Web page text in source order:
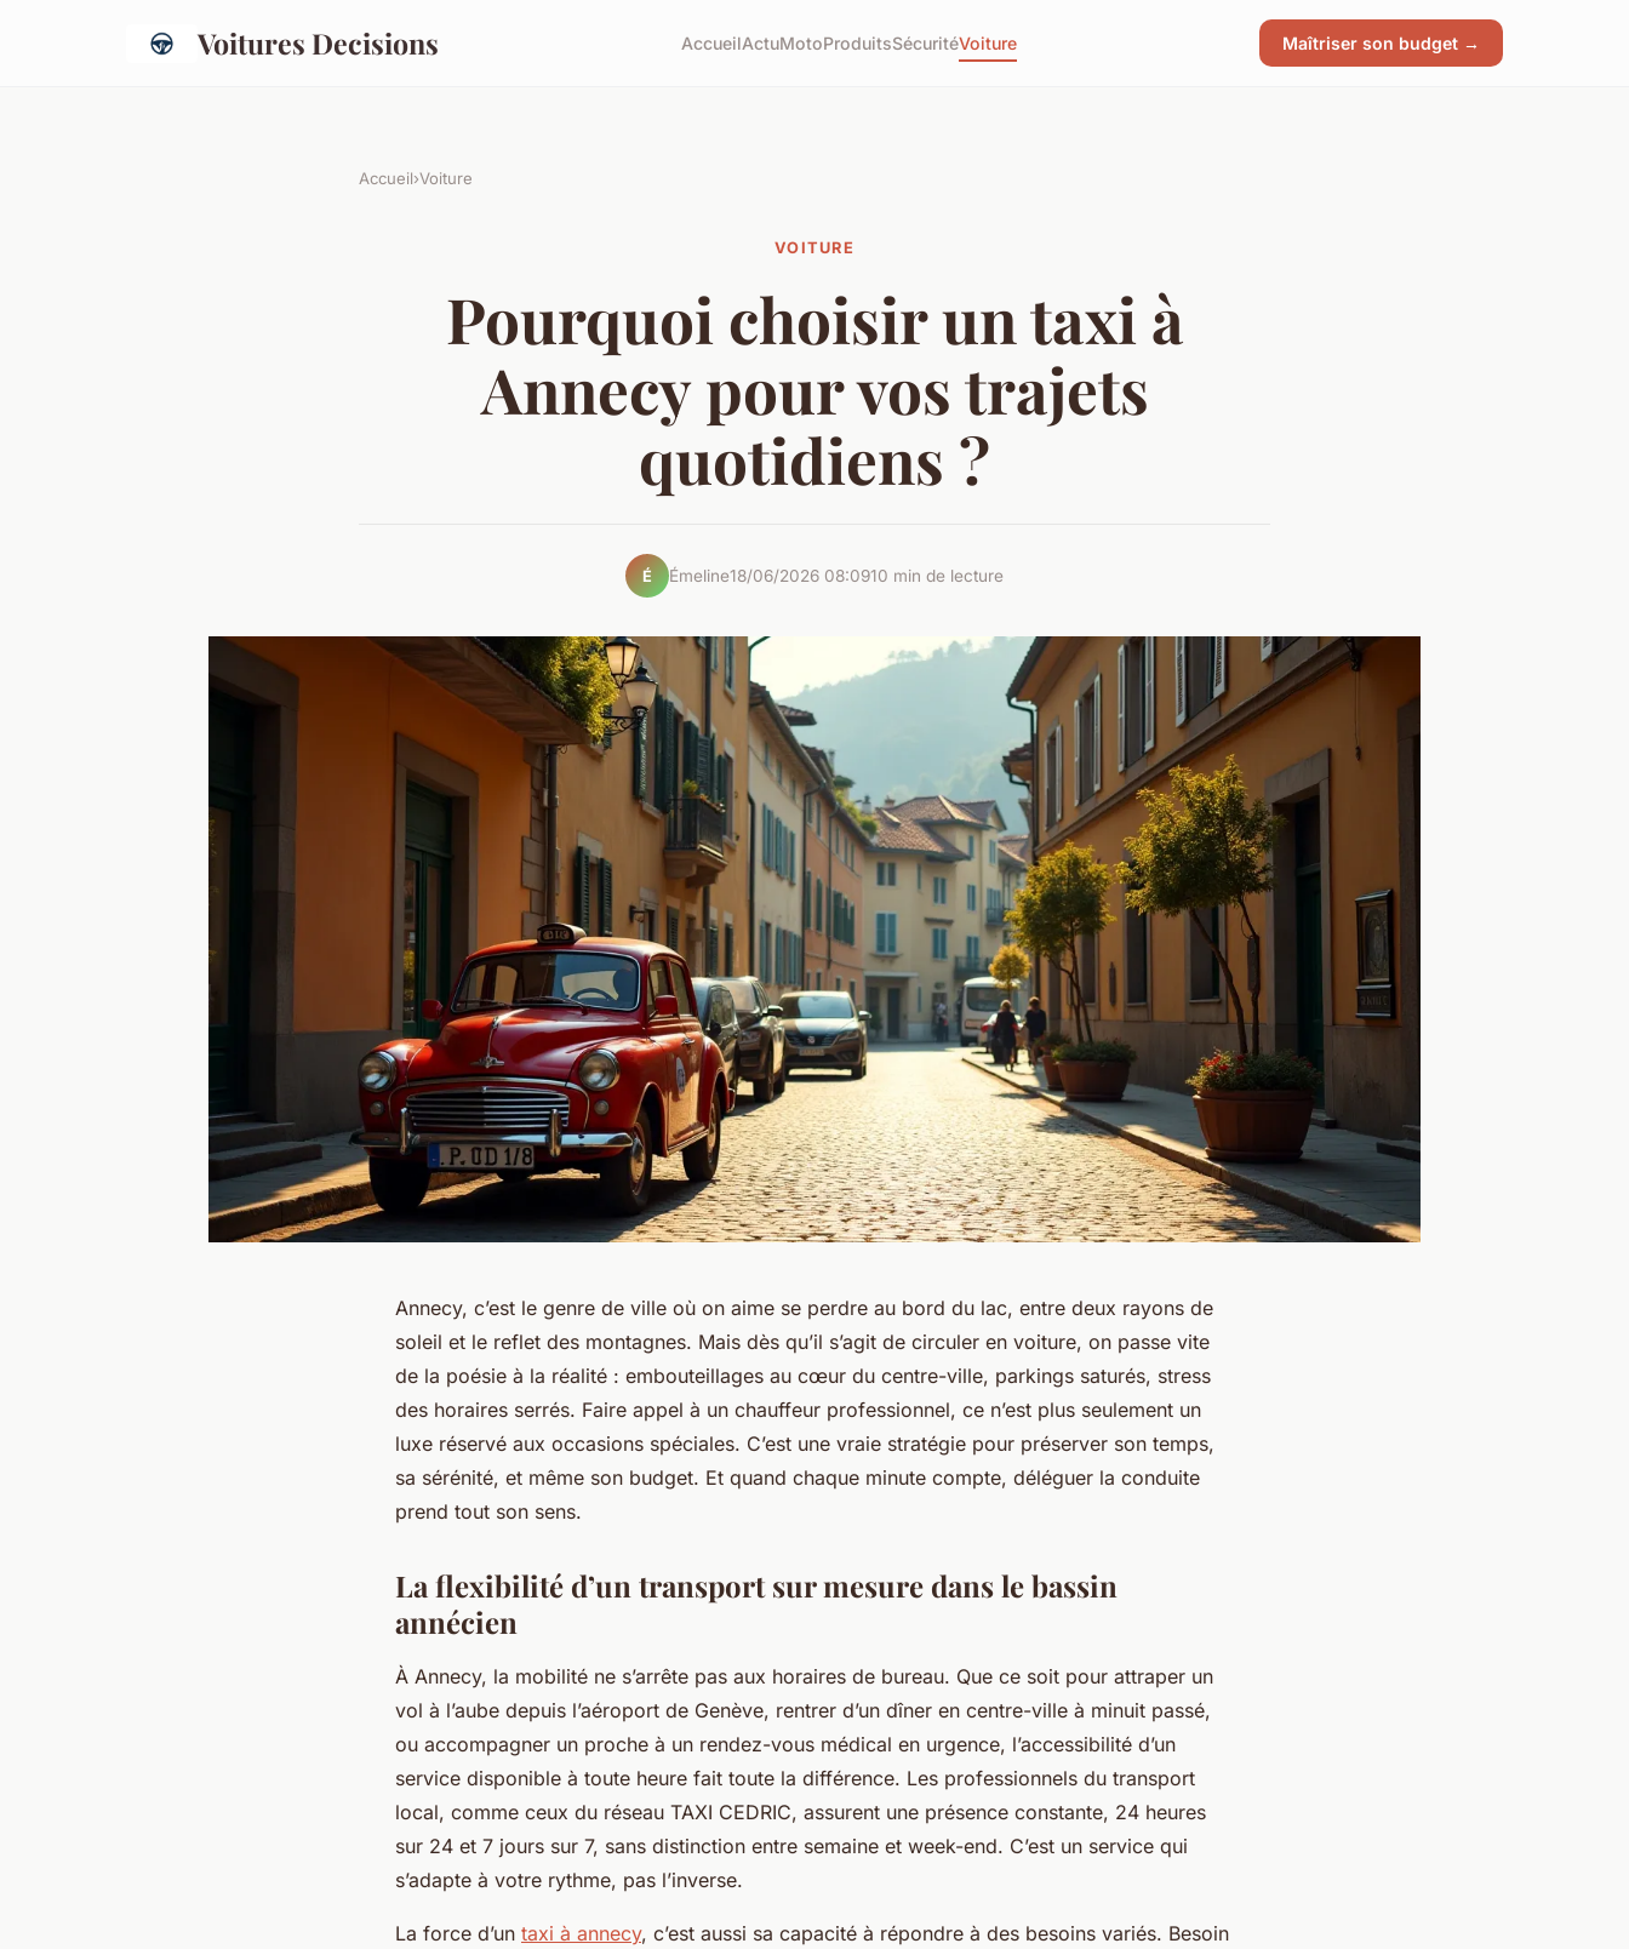
Voitures Decisions AccueilActuMotoProduitsSécuritéVoiture Maîtriser son budget →
Accueil›Voiture
VOITURE
Pourquoi choisir un taxi à
Annecy pour vos trajets
quotidiens ?
É Émeline18/06/2026 08:0910 min de lecture
Annecy, c’est le genre de ville où on aime se perdre au bord du lac, entre deux rayons de
soleil et le reflet des montagnes. Mais dès qu’il s’agit de circuler en voiture, on passe vite
de la poésie à la réalité : embouteillages au cœur du centre-ville, parkings saturés, stress
des horaires serrés. Faire appel à un chauffeur professionnel, ce n’est plus seulement un
luxe réservé aux occasions spéciales. C’est une vraie stratégie pour préserver son temps,
sa sérénité, et même son budget. Et quand chaque minute compte, déléguer la conduite
prend tout son sens.
La flexibilité d’un transport sur mesure dans le bassin
annécien
À Annecy, la mobilité ne s’arrête pas aux horaires de bureau. Que ce soit pour attraper un
vol à l’aube depuis l’aéroport de Genève, rentrer d’un dîner en centre-ville à minuit passé,
ou accompagner un proche à un rendez-vous médical en urgence, l’accessibilité d’un
service disponible à toute heure fait toute la différence. Les professionnels du transport
local, comme ceux du réseau TAXI CEDRIC, assurent une présence constante, 24 heures
sur 24 et 7 jours sur 7, sans distinction entre semaine et week-end. C’est un service qui
s’adapte à votre rythme, pas l’inverse.
La force d’un taxi à annecy, c’est aussi sa capacité à répondre à des besoins variés. Besoin